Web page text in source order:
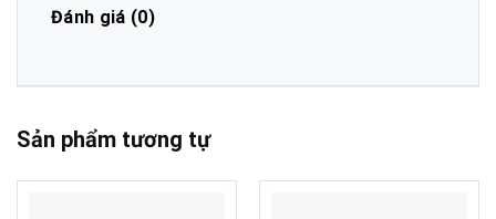
Đánh giá (0)
Sản phẩm tương tự